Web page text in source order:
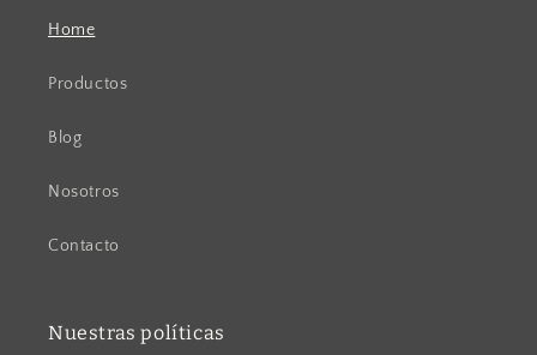
Home
Productos
Blog
Nosotros
Contacto
Nuestras políticas